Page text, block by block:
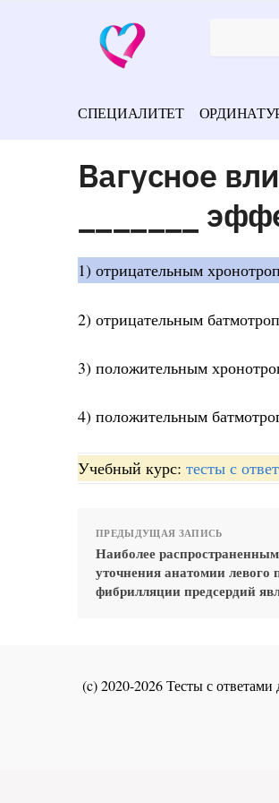
СПЕЦИАЛИТЕТ
Вагусное
_______
1) отрицательным
2) отрицательным
3) положительным
4) положительным
Учебный курс: тесты с
ПРЕДЫДУЩАЯ ЗАПИСЬ
Наиболее
уточнения анатомии левого
фибрилляции предсердий
(c) 2020-2026 Тесты с